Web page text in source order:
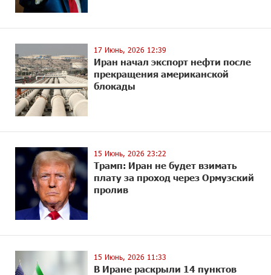
17 Июнь, 2026 12:39
Иран начал экспорт нефти после
прекращения американской
блокады
15 Июнь, 2026 23:22
Трамп: Иран не будет взимать
плату за проход через Ормузский
пролив
15 Июнь, 2026 11:33
В Иране раскрыли 14 пунктов